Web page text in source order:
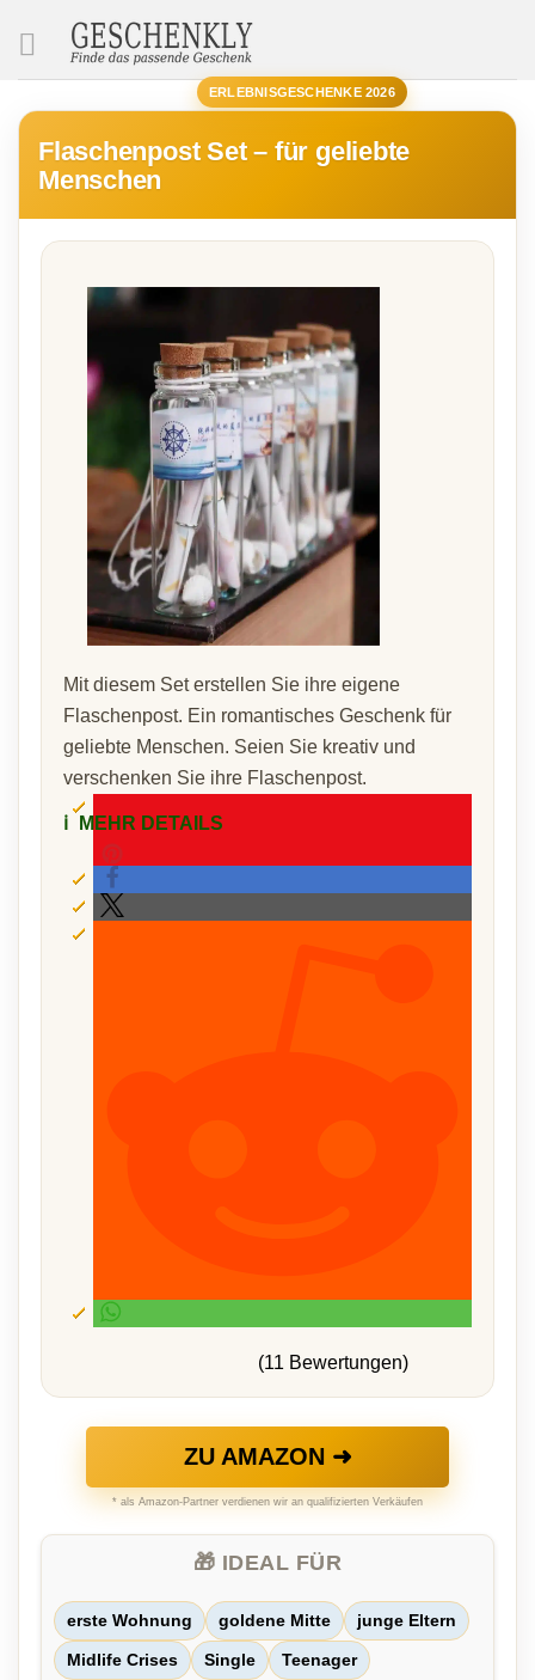
ERLEBNISGESCHENKE 2026
Flaschenpost Set – für geliebte
Menschen
Mit diesem Set erstellen Sie ihre eigene
Flaschenpost. Ein romantisches Geschenk für
geliebte Menschen. Seien Sie kreativ und
verschenken Sie ihre Flaschenpost.
ℹ️ MEHR DETAILS
(11 Bewertungen)
ZU AMAZON ➜
* als Amazon-Partner verdienen wir an qualifizierten Verkäufen
🎁 IDEAL FÜR
erste Wohnung goldene Mitte junge Eltern
Midlife Crises Single Teenager